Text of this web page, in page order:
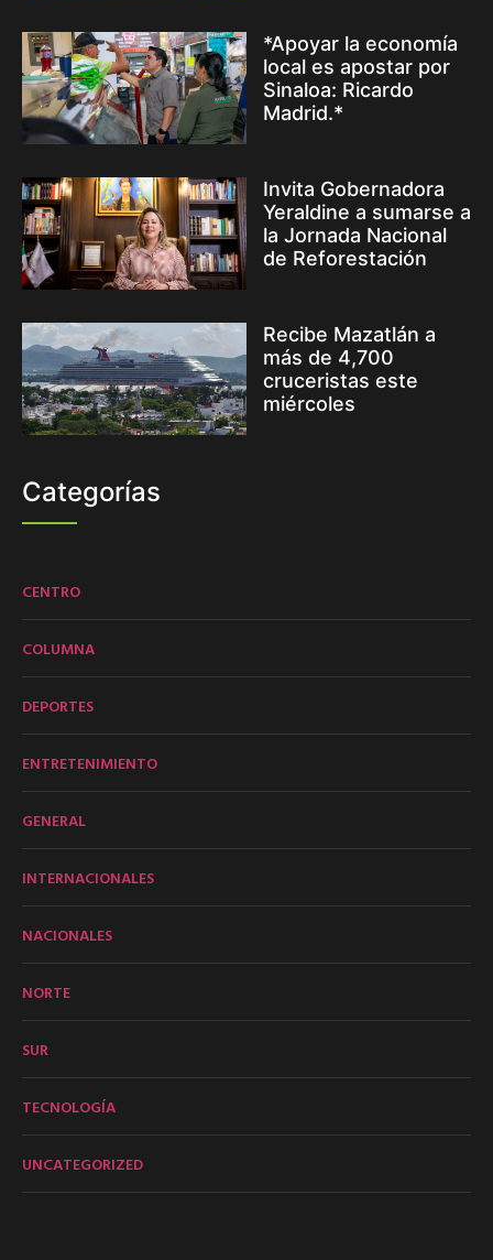
*Apoyar la economía
local es apostar por
Sinaloa: Ricardo
Madrid.*
Invita Gobernadora
Yeraldine a sumarse a
la Jornada Nacional
de Reforestación
Recibe Mazatlán a
más de 4,700
cruceristas este
miércoles
Categorías
CENTRO
COLUMNA
DEPORTES
ENTRETENIMIENTO
GENERAL
INTERNACIONALES
NACIONALES
NORTE
SUR
TECNOLOGÍA
UNCATEGORIZED